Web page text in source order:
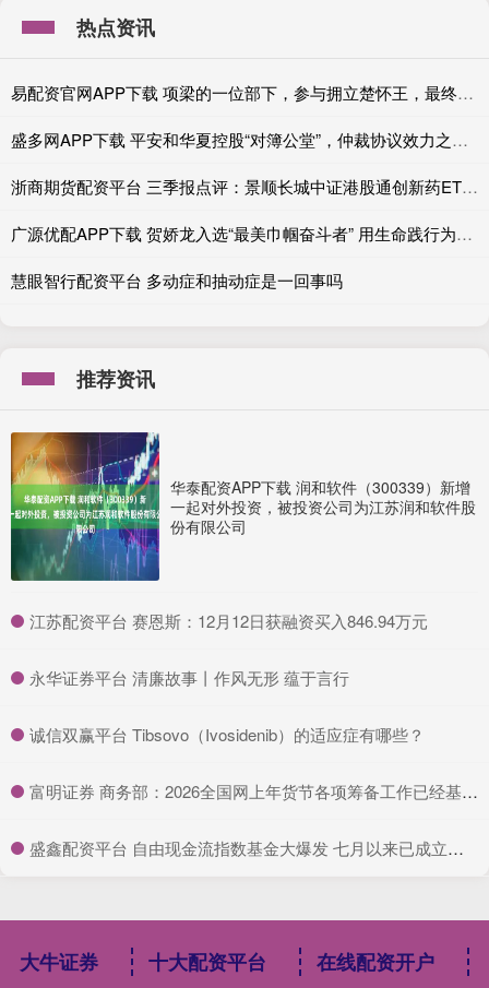
热点资讯
易配资官网APP下载 项梁的一位部下，参与拥立楚怀王，最终归降刘邦！
盛多网APP下载 平安和华夏控股“对簿公堂”，仲裁协议效力之争即将开庭
浙商期货配资平台 三季报点评：景顺长城中证港股通创新药ETF基金季度涨幅35.60%
广源优配APP下载 贺娇龙入选“最美巾帼奋斗者” 用生命践行为民情怀
慧眼智行配资平台 多动症和抽动症是一回事吗
推荐资讯
华泰配资APP下载 润和软件（300339）新增
一起对外投资，被投资公司为江苏润和软件股
份有限公司
​江苏配资平台 赛恩斯：12月12日获融资买入846.94万元
​永华证券平台 清廉故事丨作风无形 蕴于言行
​诚信双赢平台 Tibsovo（Ivosidenib）的适应症有哪些？
​富明证券 商务部：2026全国网上年货节各项筹备工作已经基本就绪
​盛鑫配资平台 自由现金流指数基金大爆发 七月以来已成立四十一只
大牛证券 十大配资平台 在线配资开户